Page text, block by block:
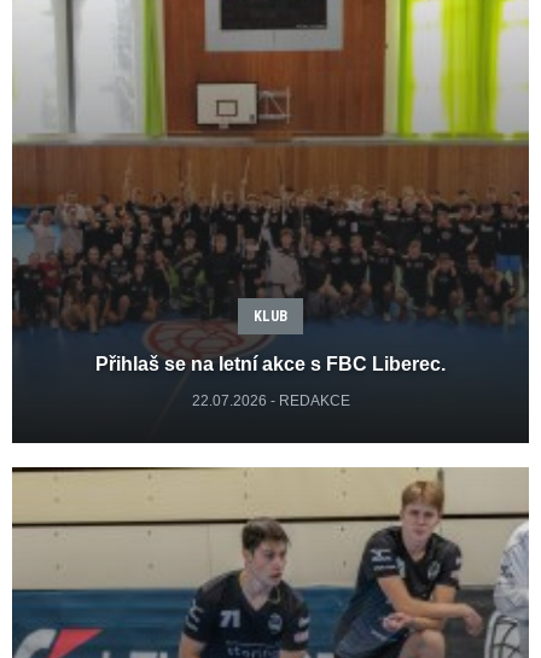
KLUB
Přihlaš se na letní akce s FBC Liberec.
22.07.2026 - REDAKCE